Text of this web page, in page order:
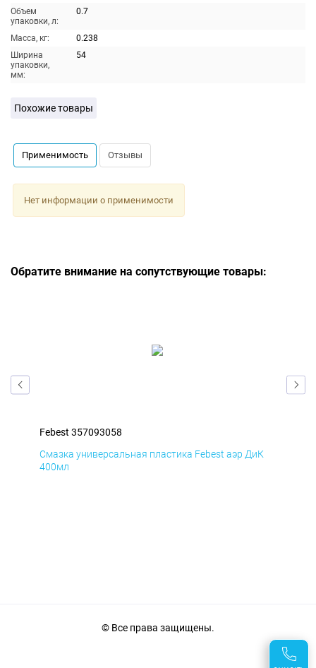
Объем
упаковки, л:
0.7
Масса, кг:
0.238
Ширина
упаковки,
мм:
54
Похожие товары
Применимость Отзывы
Нет информации о применимости
Обратите внимание на сопутствующие товары:
Febest 357093058
Смазка универсальная пластика Febest аэр ДиК
400мл
© Все права защищены.